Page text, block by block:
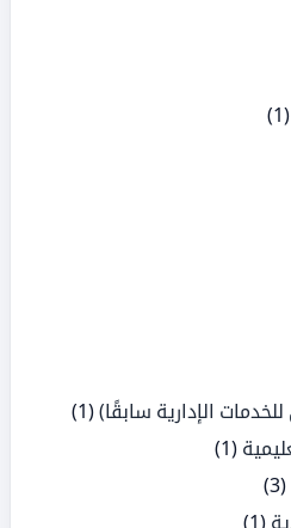
(1)
الإدارية سابقًا)(1)
(1)
(3)
(1)